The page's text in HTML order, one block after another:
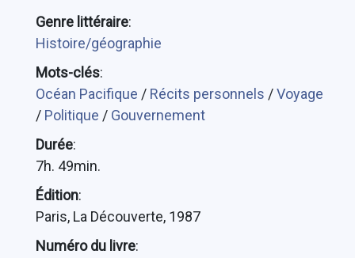
Genre littéraire:
Histoire/géographie
Mots-clés:
Océan Pacifique / Récits personnels /Voyage
/ Politique / Gouvernement
Durée:
7h. 49min.
Édition:
Paris, La Découverte, 1987
Numéro du livre: